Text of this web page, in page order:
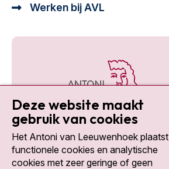
Werken bij AVL
Social media
Deze website maakt
gebruik van cookies
Het Antoni van Leeuwenhoek plaatst
functionele cookies en analytische
cookies met zeer geringe of geen